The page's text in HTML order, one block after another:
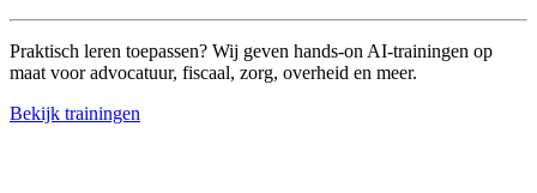
Praktisch leren toepassen? Wij geven hands-on AI-trainingen op
maat voor advocatuur, fiscaal, zorg, overheid en meer.
Bekijk trainingen